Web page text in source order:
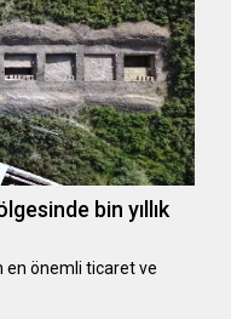
bin yıllık
en önemli ticaret ve